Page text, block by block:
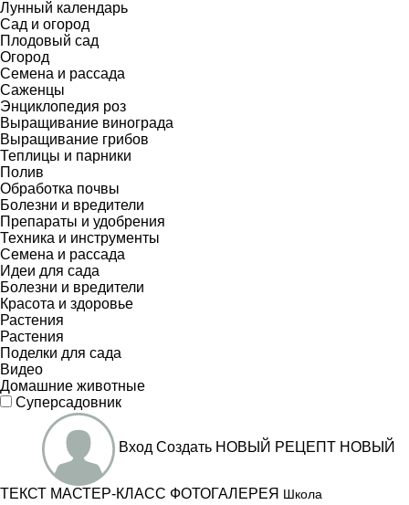
Лунный календарь
Сад и огород
Плодовый сад
Огород
Семена и рассада
Саженцы
Энциклопедия роз
Выращивание винограда
Выращивание грибов
Теплицы и парники
Полив
Обработка почвы
Болезни и вредители
Препараты и удобрения
Техника и инструменты
Семена и рассада
Идеи для сада
Болезни и вредители
Красота и здоровье
Растения
Растения
Поделки для сада
Видео
Домашние животные
Суперсадовник
Вход Создать НОВЫЙ РЕЦЕПТ НОВЫЙ
ТЕКСТ МАСТЕР-КЛАСС ФОТОГАЛЕРЕЯ Школа